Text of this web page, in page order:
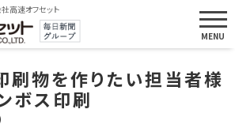
社高速オフセット
刷物を作りたい担当者様
ボス印刷